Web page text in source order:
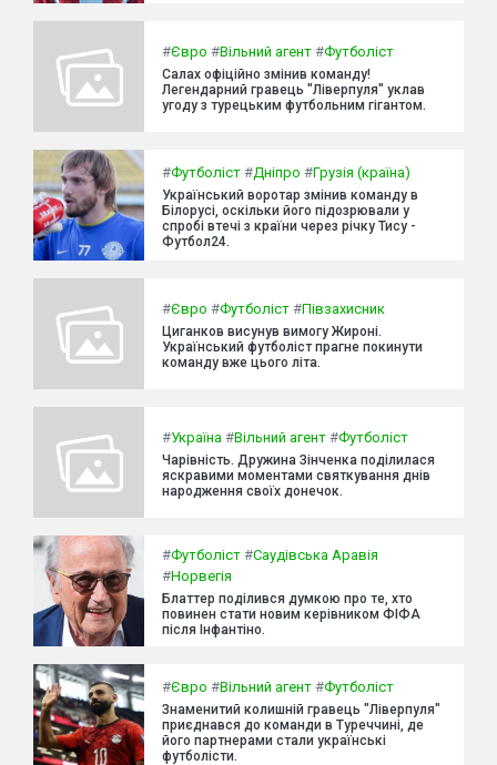
#Євро #Вільний агент #Футболіст
Салах офіційно змінив команду!
Легендарний гравець "Ліверпуля" уклав
угоду з турецьким футбольним гігантом.
#Футболіст #Дніпро #Грузія (країна)
Український воротар змінив команду в
Білорусі, оскільки його підозрювали у
спробі втечі з країни через річку Тису -
Футбол24.
#Євро #Футболіст #Півзахисник
Циганков висунув вимогу Жироні.
Український футболіст прагне покинути
команду вже цього літа.
#Україна #Вільний агент #Футболіст
Чарівність. Дружина Зінченка поділилася
яскравими моментами святкування днів
народження своїх донечок.
#Футболіст #Саудівська Аравія
#Норвегія
Блаттер поділився думкою про те, хто
повинен стати новим керівником ФІФА
після Інфантіно.
#Євро #Вільний агент #Футболіст
Знаменитий колишній гравець "Ліверпуля"
приєднався до команди в Туреччині, де
його партнерами стали українські
футболісти.